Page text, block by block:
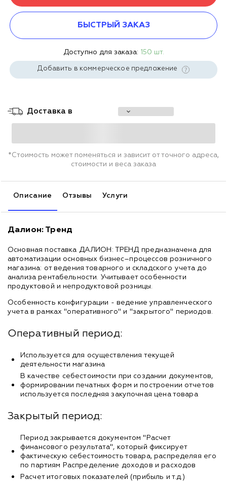
БЫСТРЫЙ ЗАКАЗ
Доступно для заказа: 150 шт.
Добавить в коммерческое предложение
Доставка в
*Стоимость может поменяться и зависит от точного адреса,
стоимости и веса заказа
Описание Отзывы Услуги
Далион: Тренд
Основная поставка ДАЛИОН: ТРЕНД предназначена для
автоматизации основных бизнес–процессов розничного
магазина: от ведения товарного и складского учета до
анализа рентабельности. Учитывает особенности
продуктовой и непродуктовой розницы.
Особенность конфигурации - ведение управленческого
учета в рамках "оперативного" и "закрытого" периодов.
Оперативный период:
Используется для осуществления текущей
деятельности магазина
В качестве себестоимости при создании документов,
формировании печатных форм и построении отчетов
используется последняя закупочная цена товара
Закрытый период:
Период закрывается документом "Расчет
финансового результата", который фиксирует
фактическую себестоимость товара, распределяя его
по партиям Распределение доходов и расходов
Расчет итоговых показателей (прибыль и т.д.)